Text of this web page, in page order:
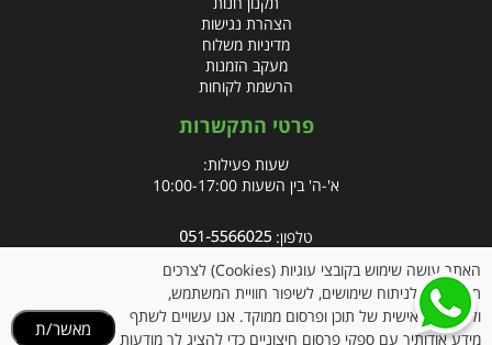
הצהרת נגישות
מדיניות משלוח
מעקב הזמנות
הרשמת לקוחות
פרטי התקשרות
שעות פעילות:
א'-ה' בין השעות 10:00-17:00
טלפון:
אימייל:info@clubpharm.co.il
כתובת : קניון M הדרך, צומת ינאי, מושב בית חירות 40291
האתר עושה שימוש בקובצי עוגיות (Cookies) לצרכים
תפעוליים, לניתוח שימושים, לשיפור חוויית המשתמש,
ולהתאמה אישית של תוכן ופרסום ממוקד. אנו עשויים לשתף
מידע אודותיך עם ספקי פרסום חיצוניים כדי להציג לך מודעות
מאשר/ת